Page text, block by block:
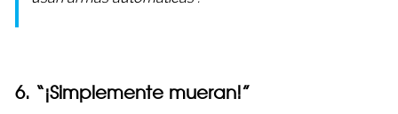
6. “¡Simplemente mueran!”